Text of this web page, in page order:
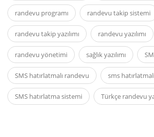
randevu programı randevu takip sistemi
randevu takip yazılımı randevu yazılımı
randevu yönetimi sağlık yazılımı
SMS hatırlatmalı randevu sms
SMS hatırlatma sistemi Türkçe randevu